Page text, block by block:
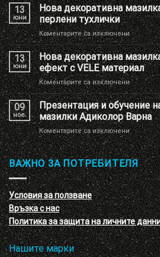
на
Шоу
РУМ
Адиколор
13
юни
Нова декоративна
перлени тухлички
Коментарите са изключениза
Нова
мазилка
с
имитация
на
перлени
тухлички
13
юни
Нова декоративна
ефект с VELE материал
Коментарите са изключениза
Нова
мазилка
–
кръгове
–
3D
ефект
с
VELE
материал
09
ное.
Презентация и обучение
мазилки Адиколор Варна
Коментарите са изключениза
и
обучение
на
мазилки
Адиколор
Варна
ВАЖНО ЗА ПОТРЕБИТЕЛЯ
Условия за ползване
Връзка с нас
Политика за защита на личните
Нашите марки